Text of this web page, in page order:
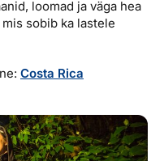
loomad ja väga hea
sobib ka lastele
Costa Rica